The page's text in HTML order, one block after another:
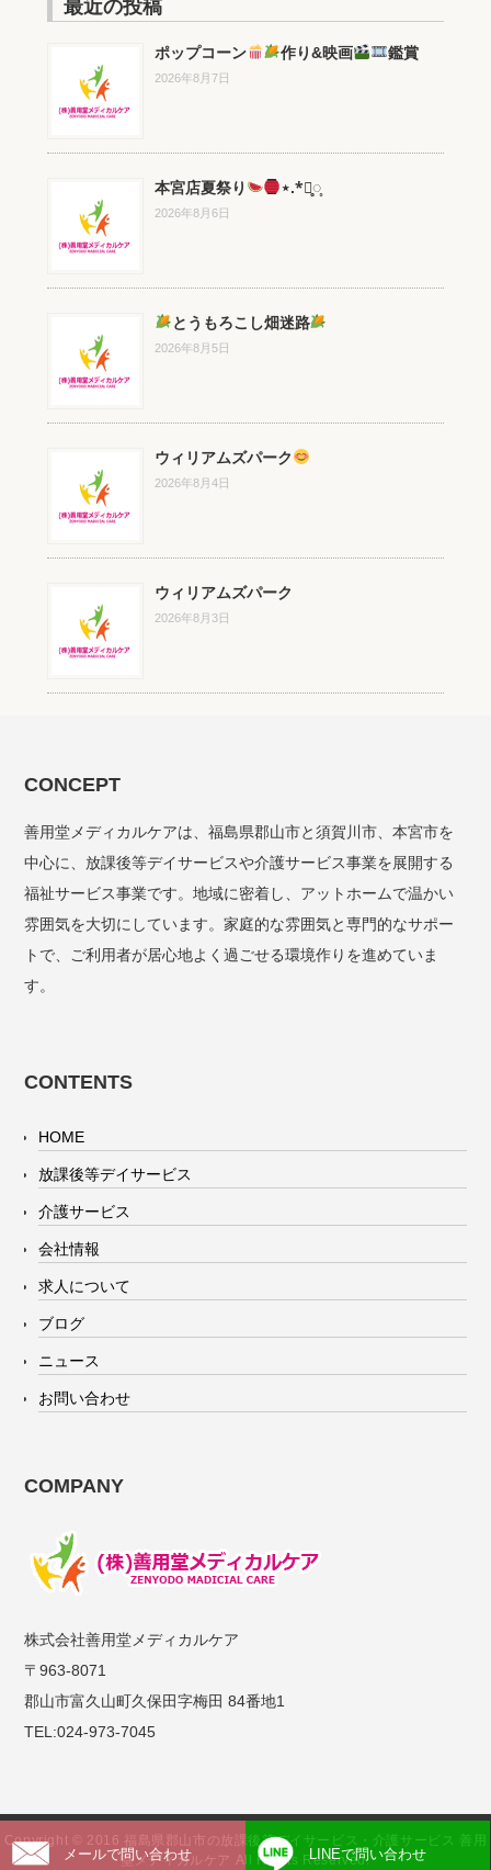
最近の投稿
ポップコーン 作り&映画 鑑賞
2026年8月7日
本宮店夏祭り ⋆.*⃝̥◌̥
2026年8月6日
とうもろこし畑迷路
2026年8月5日
ウィリアムズパーク
2026年8月4日
ウィリアムズパーク
2026年8月3日
メールで問い合わせ LINEで問い合わせ
CONCEPT
善用堂メディカルケアは、福島県郡山市と須賀川市、本宮市を
中心に、放課後等デイサービスや介護サービス事業を展開する
福祉サービス事業です。地域に密着し、アットホームで温かい
雰囲気を大切にしています。家庭的な雰囲気と専門的なサポー
トで、ご利用者が居心地よく過ごせる環境作りを進めていま
す。
CONTENTS
HOME
放課後等デイサービス
介護サービス
会社情報
求人について
ブログ
ニュース
お問い合わせ
COMPANY
株式会社善用堂メディカルケア
〒963-8071
郡山市富久山町久保田字梅田 84番地1
TEL:024-973-7045
Copyright © 2016 福島県郡山市の放課後等デイサービス・介護サービス 善用
堂メディカルケア All Rights Reserved.